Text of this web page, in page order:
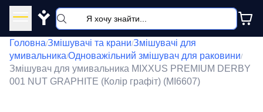
Y
Головна/Змішувачі та крани/Змішувачі для
умивальника/Одноважільний змішувач для раковини/
Змішувач для умивальника MIXXUS PREMIUM DERBY
001 NUT GRAPHITE (Колір графіт) (MI6607)